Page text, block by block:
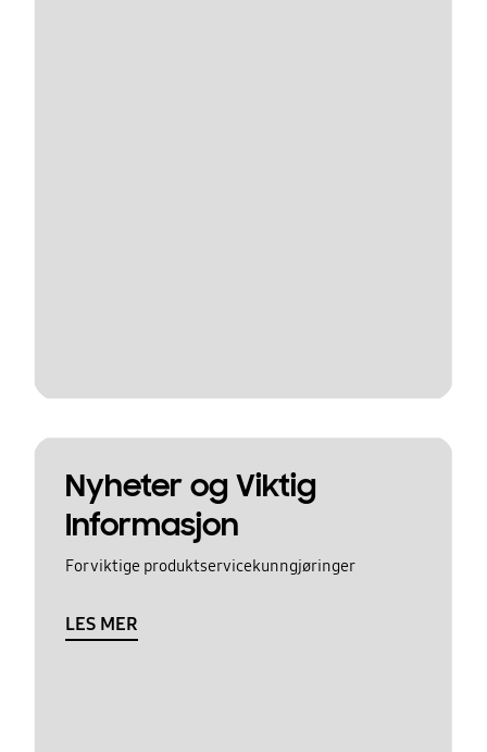
Nyheter og Viktig
Informasjon
For viktige produktservicekunngjøringer
LES MER